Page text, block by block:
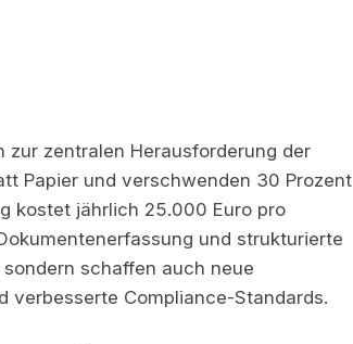
zur zentralen Herausforderung der
Papier und verschwenden 30 Prozent
kostet jährlich 25.000 Euro pro
und strukturierte
schaffen auch neue
verbesserte Compliance-Standards.